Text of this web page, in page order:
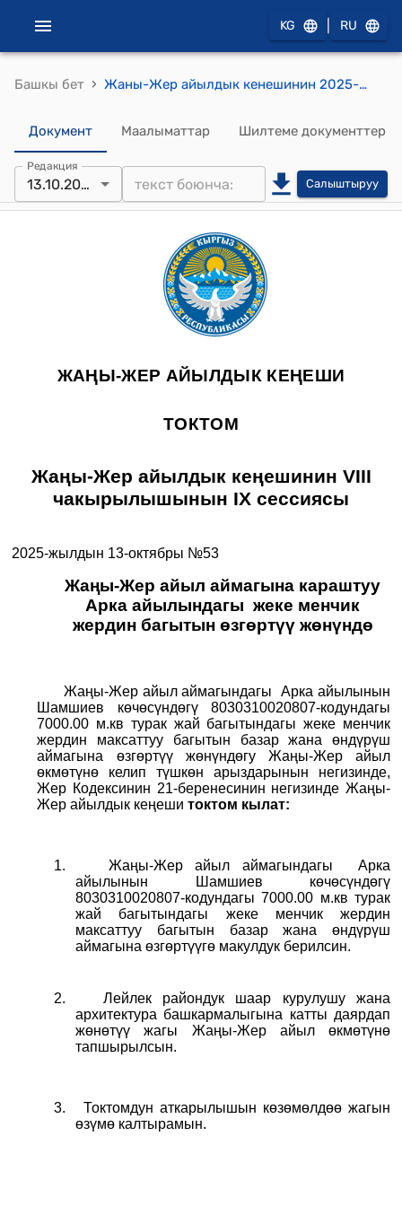
KG RU
Башкы бет › Жаны-Жер айылдык кенешинин 2025-жылдын 13-октябрындагы №53 "Жаңы-Жер айыл аймагына караштуу Арка айылындагы жеке менчик жердин багытын өзгөртүү жөнүндө" токтому
Документ Маалыматтар Шилтеме документтер
Редакция
13.10.2025 Салыштыруу